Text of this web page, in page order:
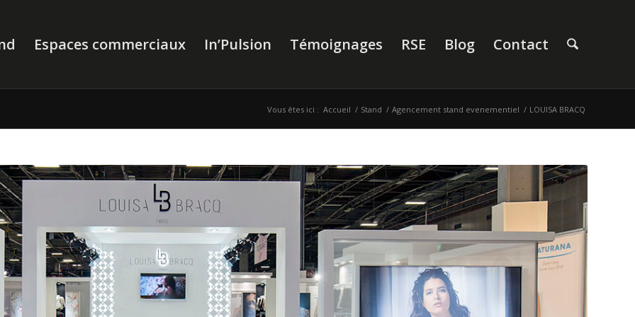
Espaces commerciaux In’Pulsion Témoignages RSE Blog Contact
Vous êtes ici : Accueil / Stand / Agencement stand evenementiel / LOUISA BRACQ